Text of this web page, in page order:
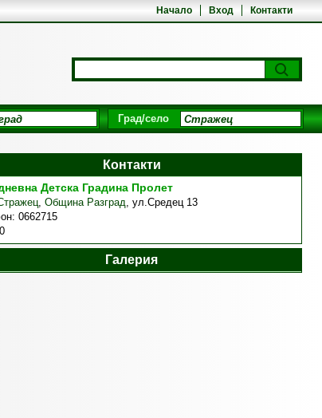
Начало Вход Контакти
Град/село
Контакти
Детска Градина Пролет
, Община Разград, ул.Средец 13
0662715
0
Галерия